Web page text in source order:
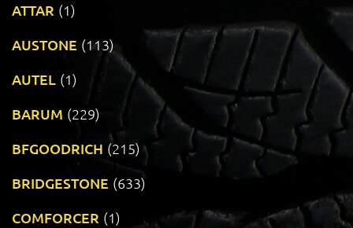
ATTAR (1)
AUSTONE (113)
AUTEL (1)
BARUM (229)
BFGOODRICH (215)
BRIDGESTONE (633)
COMFORCER (1)